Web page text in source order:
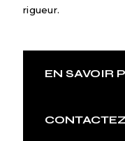
rigueur.
EN SAVOIR